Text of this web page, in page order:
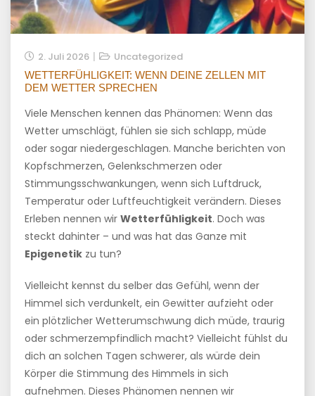
2. Juli 2026 Uncategorized
WETTERFÜHLIGKEIT: WENN DEINE ZELLEN MIT
DEM WETTER SPRECHEN
Viele Menschen kennen das Phänomen: Wenn das
Wetter umschlägt, fühlen sie sich schlapp, müde
oder sogar niedergeschlagen. Manche berichten von
Kopfschmerzen, Gelenkschmerzen oder
Stimmungsschwankungen, wenn sich Luftdruck,
Temperatur oder Luftfeuchtigkeit verändern. Dieses
Erleben nennen wir Wetterfühligkeit. Doch was
steckt dahinter – und was hat das Ganze mit
Epigenetik zu tun?
Vielleicht kennst du selber das Gefühl, wenn der
Himmel sich verdunkelt, ein Gewitter aufzieht oder
ein plötzlicher Wetterumschwung dich müde, traurig
oder schmerzempfindlich macht? Vielleicht fühlst du
dich an solchen Tagen schwerer, als würde dein
Körper die Stimmung des Himmels in sich
aufnehmen. Dieses Phänomen nennen wir